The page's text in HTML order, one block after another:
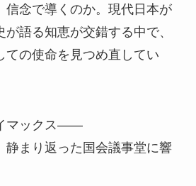
信念で導くのか。現代日本が
語る知恵が交錯する中で、
ての使命を見つめ直してい
マックス――
静まり返った国会議事堂に響